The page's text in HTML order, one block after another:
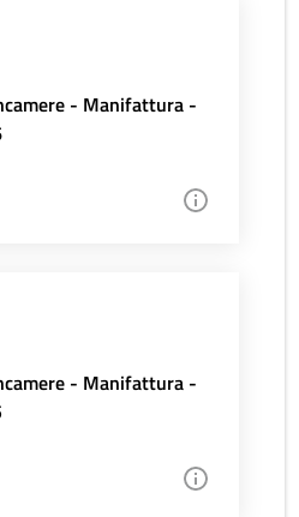
- Manifattura -
- Manifattura -